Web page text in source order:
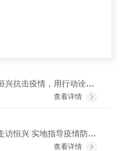
疫情，用行动诠释“中国担当”
查看详情
兴 实地指导疫情防控工作
查看详情